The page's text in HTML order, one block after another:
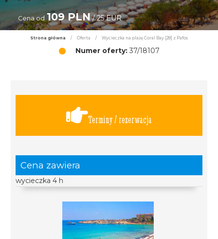
Cena od 109 PLN/ 25 EUR
Strona główna / Oferta / Wycieczka na plażę Coral Bay [28] z Pafos
Numer oferty:37/18107
Terminy / rezerwacja
Cena zawiera
wycieczka 4 h